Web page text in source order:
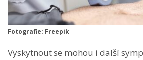
Fotografie: Freepik
Vyskytnout se mohou i další